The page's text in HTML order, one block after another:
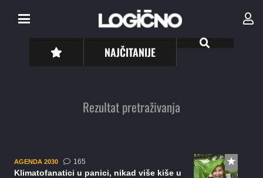
NAJČITANIJE
Rezultat pretraživanja
AGENDA 2030 165komentara
Klimatofanatici u panici, nikad više kiše u